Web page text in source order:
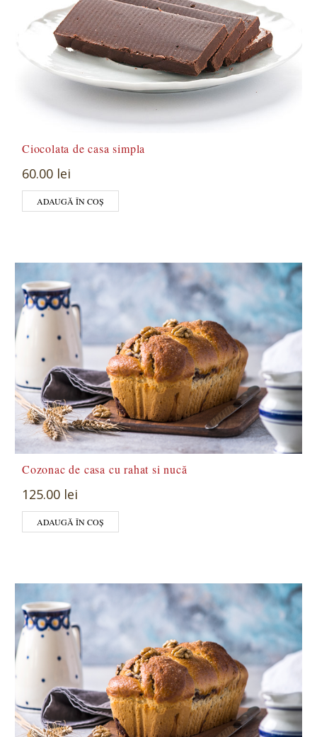
Ciocolata de casa simpla
60.00 lei
ADAUGĂ ÎN COȘ
Cozonac de casa cu rahat si nucă
125.00 lei
ADAUGĂ ÎN COȘ